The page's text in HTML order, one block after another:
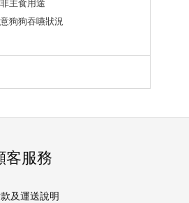
主食用途
狗狗吞嚥狀況
客服務
及運送說明